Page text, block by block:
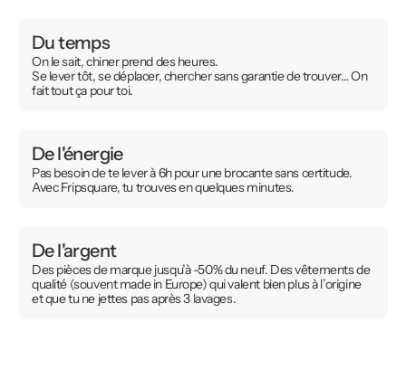
Du temps
On le sait, chiner prend des heures.
Se lever tôt, se déplacer, chercher sans garantie de trouver… On
fait tout ça pour toi.
De l'énergie
Pas besoin de te lever à 6h pour une brocante sans certitude.
Avec Fripsquare, tu trouves en quelques minutes.
De l'argent
Des pièces de marque jusqu’à -50% du neuf. Des vêtements de
qualité (souvent made in Europe) qui valent bien plus à l’origine
et que tu ne jettes pas après 3 lavages.